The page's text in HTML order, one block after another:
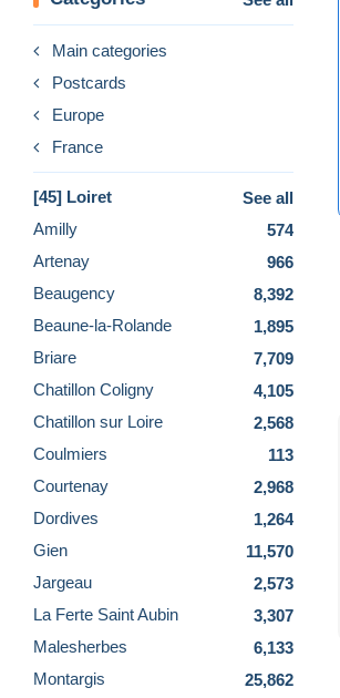
Main categories
Postcards
Europe
France
[45] Loiret
See all
Amilly
574
Artenay
966
Beaugency
8,392
Beaune-la-Rolande
1,895
Briare
7,709
Chatillon Coligny
4,105
Chatillon sur Loire
2,568
Coulmiers
113
Courtenay
2,968
Dordives
1,264
Gien
11,570
Jargeau
2,573
La Ferte Saint Aubin
3,307
Malesherbes
6,133
Montargis
25,862